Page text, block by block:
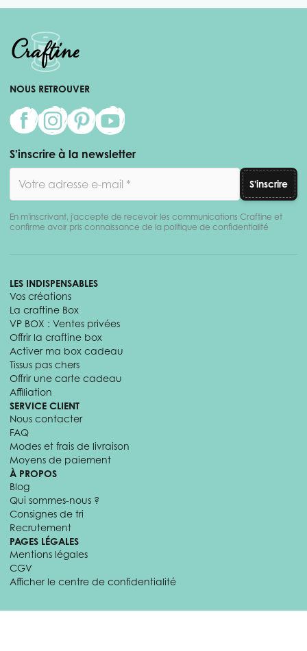
NOUS RETROUVER
S'inscrire à la newsletter
S'inscrire
En m'inscrivant, j'accepte de recevoir les communications Craftine et
confirme avoir pris connaissance de la politique de confidentialité
LES INDISPENSABLES
Vos créations
La craftine Box
VP BOX : Ventes privées
Offrir la craftine box
Activer ma box cadeau
Tissus pas chers
Offrir une carte cadeau
Affiliation
SERVICE CLIENT
Nous contacter
FAQ
Modes et frais de livraison
Moyens de paiement
À PROPOS
Blog
Qui sommes-nous ?
Consignes de tri
Recrutement
PAGES LÉGALES
Mentions légales
CGV
Afficher le centre de confidentialité